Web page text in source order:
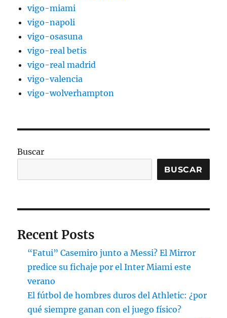
vigo-miami
vigo-napoli
vigo-osasuna
vigo-real betis
vigo-real madrid
vigo-valencia
vigo-wolverhampton
Buscar
BUSCAR
Recent Posts
“Fatui” Casemiro junto a Messi? El Mirror
predice su fichaje por el Inter Miami este
verano
El fútbol de hombres duros del Athletic: ¿por
qué siempre ganan con el juego físico?